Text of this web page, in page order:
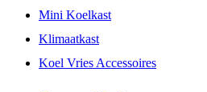
Mini Koelkast
Klimaatkast
Koel Vries Accessoires